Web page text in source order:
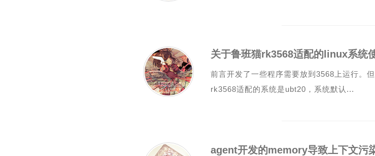
关于鲁班猫rk3568适配的linux系统
前言开发了一些程序需要放到3568上运行。
rk3568适配的系统是ubt20，系统默认...
agent开发的memory导致上下文污